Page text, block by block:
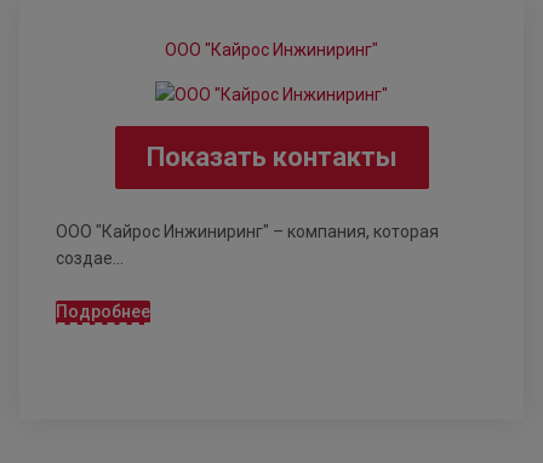
ООО "Кайрос Инжиниринг"
Показать контакты
ООО "Кайрос Инжиниринг" – компания, которая
создае...
Подробнее